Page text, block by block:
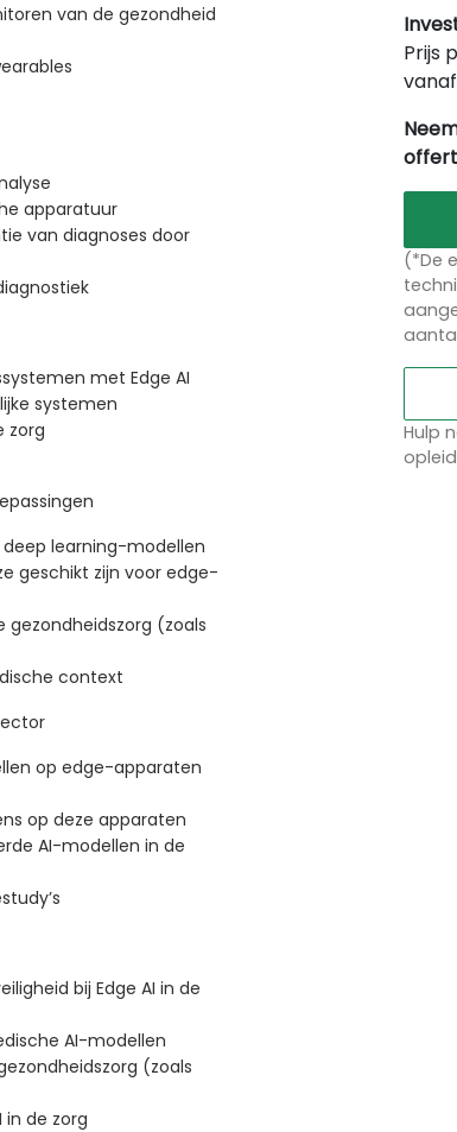
van de gezondheid
apparatuur
van diagnoses door
met Edge AI
systemen
zorg
learning-modellen
geschikt zijn voor edge-
gezondheidszorg (zoals
context
op edge-apparaten
op deze apparaten
AI-modellen in de
bij Edge AI in de
AI-modellen
(zoals
de zorg
Prijs
vanaf
(*De
Hulp